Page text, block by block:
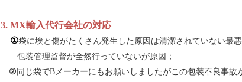
3. MX輸入代行会社の対応
①袋に埃と傷がたくさん発生した原因は清潔されていない最悪
包装管理監督が全然行っていないが原因；
② 同じ袋でBメーカーにもお願いしましたがこの包装不良事故